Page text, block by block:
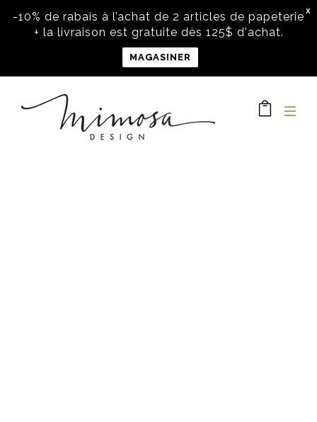
X
-10% de rabais à l’achat de 2 articles de papeterie
+ la livraison est gratuite dès 125$ d'achat.
MAGASINER